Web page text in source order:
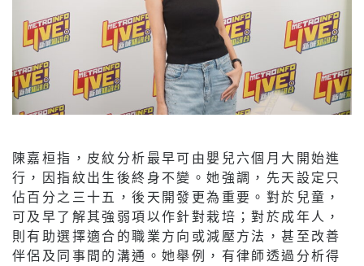
陳嘉桓指，皮紋分析最早可由嬰兒六個月大開始進
行，因指紋出生後終身不變。她強調，先天設定只
佔百分之三十五，後天開發更為重要。對於兒童，
可及早了解其強弱項以作針對栽培；對於成年人，
則有助選擇適合的職業方向或減壓方法，甚至改善
伴侶及同事間的溝通。她舉例，有律師透過分析得